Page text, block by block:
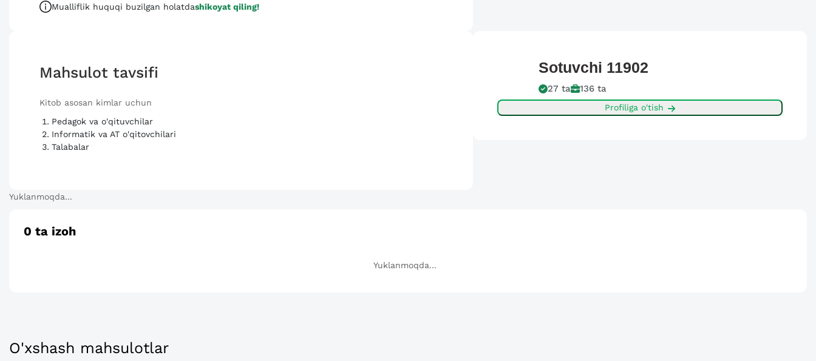
Mualliflik huquqi buzilgan holatdashikoyat qiling!
Mahsulot tavsifi
Kitob asosan kimlar uchun
Pedagok va o'qituvchilar
Informatik va AT o'qitovchilari
Talabalar
Sotuvchi 11902
27 ta 136 ta
Profiliga o'tish
Yuklanmoqda...
0 ta izoh
Yuklanmoqda...
O'xshash mahsulotlar